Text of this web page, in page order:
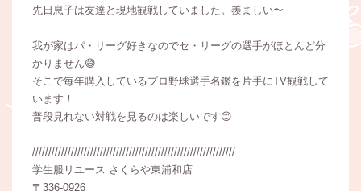
先日息子は友達と現地観戦していました。羨ましい〜
我が家はパ・リーグ好きなのでセ・リーグの選手がほとんど分
かりません😅
そこで毎年購入しているプロ野球選手名鑑を片手にTV観戦して
います！
普段見れない対戦を見るのは楽しいです😊
///////////////////////////////////////////////////////////////
学生服リユース さくらや東浦和店
〒336-0926